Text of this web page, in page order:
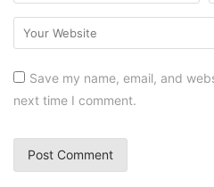
Save my name, email, and
next time I comment.